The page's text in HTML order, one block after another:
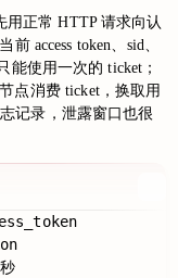
正常 HTTP 请求向认
前 access token、sid、
能使用一次的 ticket；
点消费 ticket，换取用
记录，泄露窗口也很